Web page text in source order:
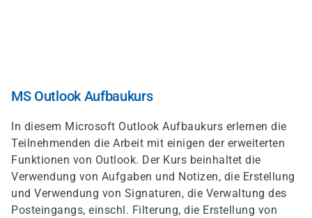
MS Outlook Aufbaukurs
In diesem Microsoft Outlook Aufbaukurs erlernen die
Teilnehmenden die Arbeit mit einigen der erweiterten
Funktionen von Outlook. Der Kurs beinhaltet die
Verwendung von Aufgaben und Notizen, die Erstellung
und Verwendung von Signaturen, die Verwaltung des
Posteingangs, einschl. Filterung, die Erstellung von